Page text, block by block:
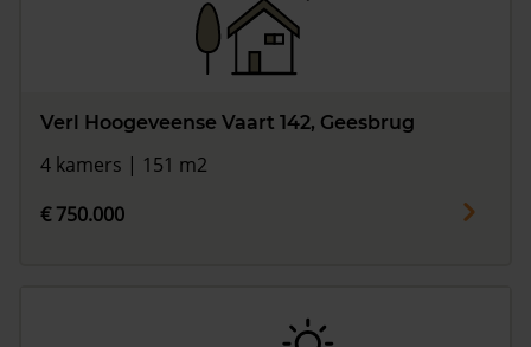
Verl Hoogeveense Vaart 142, Geesbrug
4 kamers | 151 m2
€ 750.000